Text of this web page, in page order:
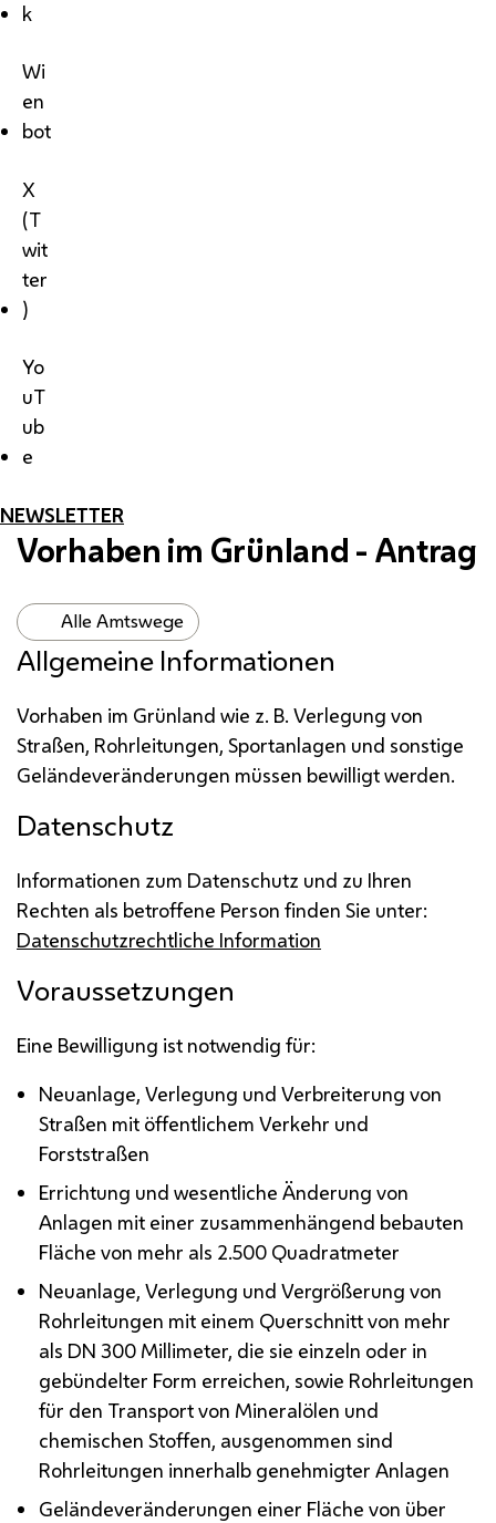
k
Wi
en
bot
X
(T
wit
ter
)
Yo
uT
ub
e
NEWSLETTER
Vorhaben im Grünland - Antrag
Alle Amtswege
Allgemeine Informationen
Vorhaben im Grünland wie z. B. Verlegung von
Straßen, Rohrleitungen, Sportanlagen und sonstige
Geländeveränderungen müssen bewilligt werden.
Datenschutz
Informationen zum Datenschutz und zu Ihren
Rechten als betroffene Person finden Sie unter:
Datenschutzrechtliche Information
Voraussetzungen
Eine Bewilligung ist notwendig für:
Neuanlage, Verlegung und Verbreiterung von
Straßen mit öffentlichem Verkehr und
Forststraßen
Errichtung und wesentliche Änderung von
Anlagen mit einer zusammenhängend bebauten
Fläche von mehr als 2.500 Quadratmeter
Neuanlage, Verlegung und Vergrößerung von
Rohrleitungen mit einem Querschnitt von mehr
als DN 300 Millimeter, die sie einzeln oder in
gebündelter Form erreichen, sowie Rohrleitungen
für den Transport von Mineralölen und
chemischen Stoffen, ausgenommen sind
Rohrleitungen innerhalb genehmigter Anlagen
Geländeveränderungen einer Fläche von über